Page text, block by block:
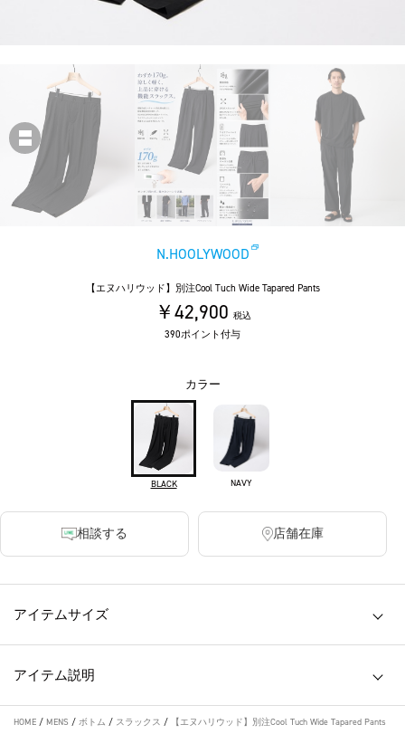
N.HOOLYWOOD
【エヌハリウッド】別注Cool Tuch Wide Tapared Pants
￥42,900 税込
390ポイント付与
カラー
BLACK NAVY
相談する 店舗在庫
アイテムサイズ
アイテム説明
HOME / MENS / ボトム / スラックス /
【エヌハリウッド】別注Cool Tuch Wide Tapared Pants